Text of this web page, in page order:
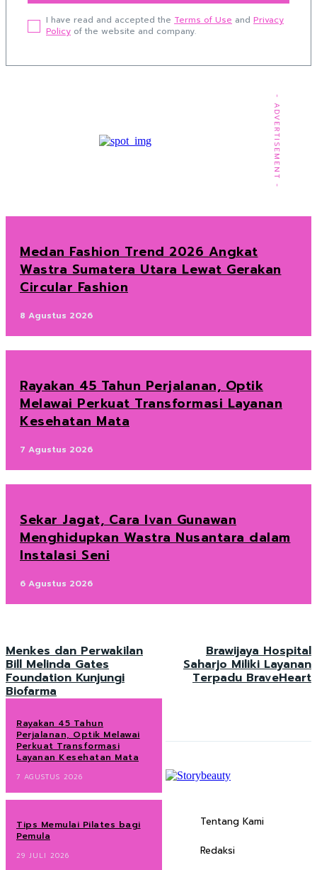
I have read and accepted the Terms of Use and Privacy
Policy of the website and company.
- ADVERTISEMENT -
Medan Fashion Trend 2026 Angkat
Wastra Sumatera Utara Lewat Gerakan
Circular Fashion
8 Agustus 2026
Rayakan 45 Tahun Perjalanan, Optik
Melawai Perkuat Transformasi Layanan
Kesehatan Mata
7 Agustus 2026
Sekar Jagat, Cara Ivan Gunawan
Menghidupkan Wastra Nusantara dalam
Instalasi Seni
6 Agustus 2026
Menkes dan Perwakilan
Bill Melinda Gates
Foundation Kunjungi
Biofarma
Brawijaya Hospital
Saharjo Miliki Layanan
Terpadu BraveHeart
Rayakan 45 Tahun
Perjalanan, Optik Melawai
Perkuat Transformasi
Layanan Kesehatan Mata
7 AGUSTUS 2026
Tips Memulai Pilates bagi
Pemula
29 JULI 2026
Tentang Kami
Redaksi